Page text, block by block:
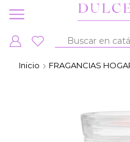
Inicio FRAGANCIAS